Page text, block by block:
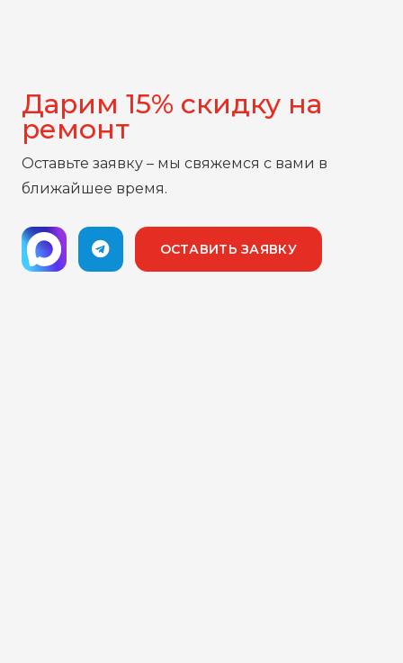
Дарим 15% скидку на
ремонт
Оставьте заявку – мы свяжемся с вами в
ближайшее время.
ОСТАВИТЬ ЗАЯВКУ